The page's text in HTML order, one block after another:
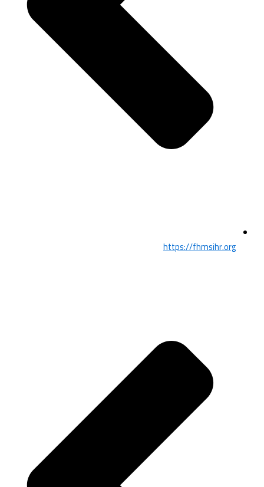
https://fhmsihr.org